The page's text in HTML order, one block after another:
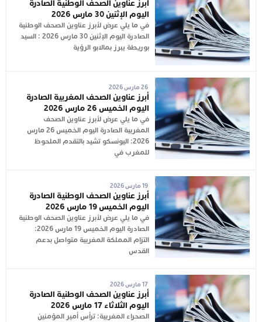
أبرز عناوين الصحف الوطنية الصادرة
اليوم الإثنين 30 مارس 2026
في ما يلي عرض لأبرز عناوين الصحف الوطنية
الصادرة اليوم الإثنين 30 مارس 2026 : السيد
بوريطة يبرز بمالابو الرؤية
26 مارس 2026
أبرز عناوين الصحف المغربية الصادرة
اليوم الخميس 26 مارس 2026
في ما يلي عرض لأبرز عناوين الصحف
المغربية الصادرة اليوم الخميس 26 مارس
2026: اليونسكو تشيد بالتقدم الملحوظ
للمغرب في
19 مارس 2026
أبرز عناوين الصحف الوطنية الصادرة
اليوم الخميس 19 مارس 2026
في ما يلي عرض لأبرز عناوين الصحف الوطنية
الصادرة اليوم الخميس 19 مارس 2026:
التزام المملكة المغربية متواصل بدعم
القدس
17 مارس 2026
أبرز عناوين الصحف الوطنية الصادرة
اليوم الثلاثاء 17 مارس 2026
الصحراء المغربية: ترأس أمير المؤمنين